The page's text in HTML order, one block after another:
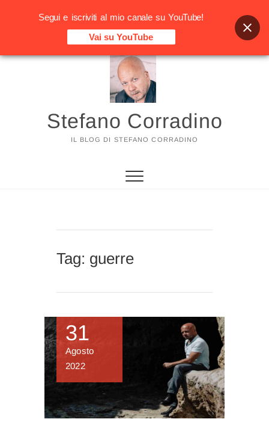
Vai
Stefano Corradino
IL BLOG DI STEFANO CORRADINO
Tag: guerre
31
Agosto
2022
Segui e iscriviti al mio canale su YouTube!
Vai su YouTube